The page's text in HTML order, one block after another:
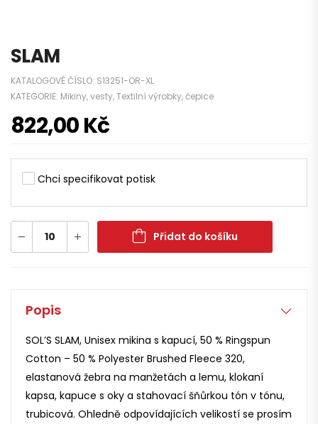
SLAM
KATALOGOVÉ ČÍSLO: S13251-OR-XL
KATEGORIE: Mikiny, vesty,Textilní výrobky, čepice
822,00Kč
Chci specifikovat potisk
Přidat do košíku
Popis
SOL’S SLAM, Unisex mikina s kapucí, 50 % Ringspun
Cotton – 50 % Polyester Brushed Fleece 320,
elastanová žebra na manžetách a lemu, klokaní
kapsa, kapuce s oky a stahovací šňůrkou tón v tónu,
trubicová. Ohledně odpovídajících velikostí se prosím